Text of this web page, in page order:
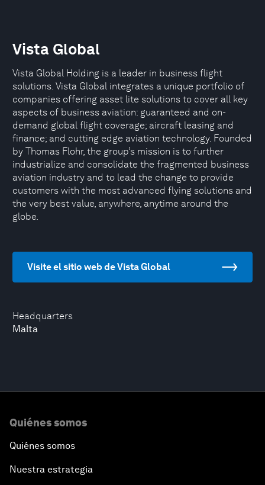
Headquarters
Malta
Vista Global
Vista Global Holding is a leader in business flight
solutions. Vista Global integrates a unique portfolio of
companies offering asset lite solutions to cover all key
aspects of business aviation: guaranteed and on-
demand global flight coverage; aircraft leasing and
finance; and cutting edge aviation technology. Founded
by Thomas Flohr, the group’s mission is to further
industrialize and consolidate the fragmented business
aviation industry and to lead the change to provide
customers with the most advanced flying solutions and
the very best value, anywhere, anytime around the
globe.
Visite el sitio web de Vista Global
Quiénes somos
Quiénes somos
Nuestra estrategia